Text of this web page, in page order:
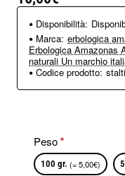
Disponibilità:
Marca: erbologica
Erbologica Amazonas
naturali Un marchio
Codice prodotto:
Peso
100 gr. (= 5,00€)